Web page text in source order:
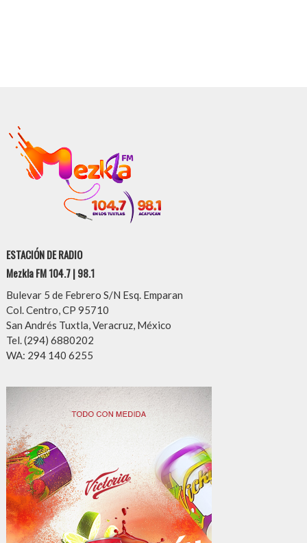
ESTACIÓN DE RADIO
Mezkla FM 104.7 | 98.1
Bulevar 5 de Febrero S/N Esq. Emparan
Col. Centro, CP 95710
San Andrés Tuxtla, Veracruz, México
Tel. (294) 6880202
WA: 294 140 6255